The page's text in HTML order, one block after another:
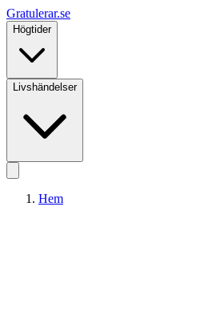
Gratulerar.se
Högtider
Livshändelser
Hem